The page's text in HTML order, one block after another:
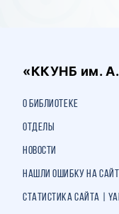
«ККУНБ им.
О библиотеке
Отделы
Новости
Нашли ошибку на
Статистика сайта |